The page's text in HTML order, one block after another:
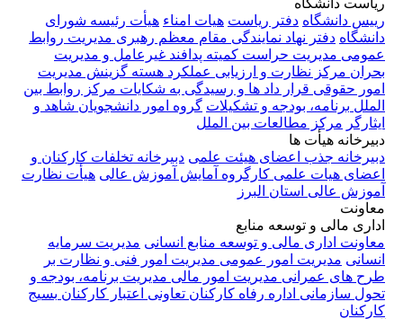
ریاست دانشگاه
رییس دانشگاه دفتر ریاست هیات امناء هیأت رئیسه شورای
دانشگاه دفتر نهاد نمایندگی مقام معظم رهبری مدیریت روابط
عمومی مدیریت حراست کمیته پدافند غیرعامل و مدیریت
بحران مرکز نظارت و ارزیابی عملکرد هسته گزینش مدیریت
امور حقوقی قرار داد ها و رسیدگی به شکایات مرکز روابط بین
الملل برنامه، بودجه و تشکیلات گروه امور دانشجویان شاهد و
ایثارگر مرکز مطالعات بین الملل
دبیرخانه هیأت ها
دبیرخانه جذب اعضای هیئت علمی دبیرخانه تخلفات کارکنان و
اعضای هیات علمی کارگروه آمایش آموزش عالی هیأت نظارت
آموزش عالی استان البرز
معاونت
اداری مالی و توسعه منابع
معاونت اداری مالی و توسعه منابع انسانی مدیریت سرمایه
انسانی مدیریت امور عمومی مدیریت امور فنی و نظارت بر
طرح های عمرانی مدیریت امور مالی مدیریت برنامه، بودجه و
تحول سازمانی اداره رفاه کارکنان تعاونی اعتبار کارکنان بسیج
کارکنان